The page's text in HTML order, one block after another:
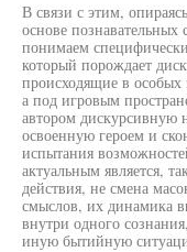
В связи с этим,
основе
понимаем
который порождает
происходящие в особых
а под игровым
автором дискурсивную
освоенную героем и
испытания
актуальным является,
действия, не смена
смыслов, их динамика
внутри одного
иную бытийную